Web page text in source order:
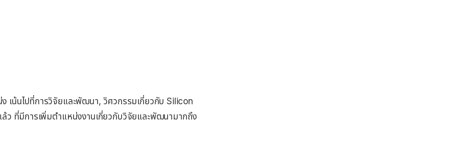
เน้นไปที่การวิจัยและพัฒนา, วิศวกรรมเกี่ยวกับ Silicon
ว ที่มีการเพิ่มตำแหน่งงานเกี่ยวกับวิจัยและพัฒนามากถึง